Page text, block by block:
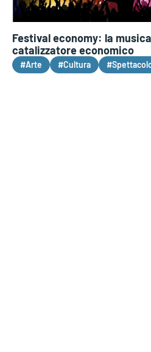
Festival economy: la
catalizzatore economico
#Arte #Cultura